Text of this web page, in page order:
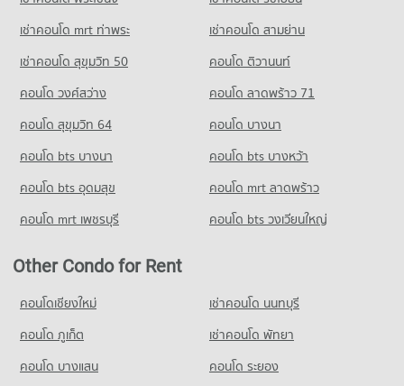
เช่าคอนโด mrt ท่าพระ
เช่าคอนโด สามย่าน
เช่าคอนโด สุขุมวิท 50
คอนโด ติวานนท์
คอนโด วงศ์สว่าง
คอนโด ลาดพร้าว 71
คอนโด สุขุมวิท 64
คอนโด บางนา
คอนโด bts บางนา
คอนโด bts บางหว้า
คอนโด bts อุดมสุข
คอนโด mrt ลาดพร้าว
คอนโด mrt เพชรบุรี
คอนโด bts วงเวียนใหญ่
Other Condo for Rent
คอนโดเชียงใหม่
เช่าคอนโด นนทบุรี
คอนโด ภูเก็ต
เช่าคอนโด พัทยา
คอนโด บางแสน
คอนโด ระยอง